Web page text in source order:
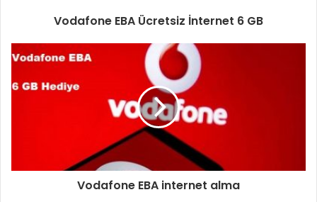
Vodafone EBA Ücretsiz İnternet 6 GB
Vodafone EBA internet alma